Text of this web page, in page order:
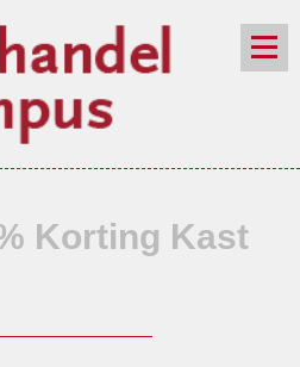
Korting Kast